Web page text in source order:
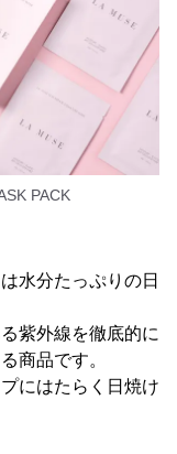
PACK
水分たっぷりの日
紫外線を徹底的に
商品です。
にはたらく日焼け